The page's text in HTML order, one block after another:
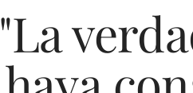
"La